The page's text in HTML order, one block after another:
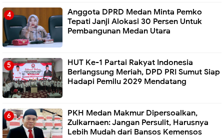
Anggota DPRD Medan Minta Pemko
Tepati Janji Alokasi 30 Persen Untuk
Pembangunan Medan Utara
HUT Ke-1 Partai Rakyat Indonesia
Berlangsung Meriah, DPD PRI Sumut Siap
Hadapi Pemilu 2029 Mendatang
PKH Medan Makmur Dipersoalkan,
Zulkarnaen: Jangan Persulit, Harusnya
Lebih Mudah dari Bansos Kemensos